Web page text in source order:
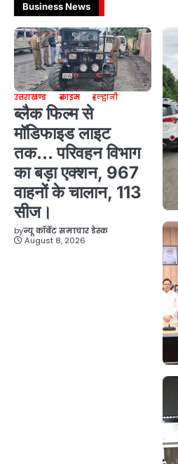
Business News
उत्तराखण्ड क्राइम हल्द्वानी
ब्लैक फिल्म से
मॉडिफाइड लाइट
तक… परिवहन विभाग
का बड़ा एक्शन, 967
वाहनों के चालान, 113
सीज।
byन्यू कॉर्बेट समाचार डेस्क
August 8, 2026